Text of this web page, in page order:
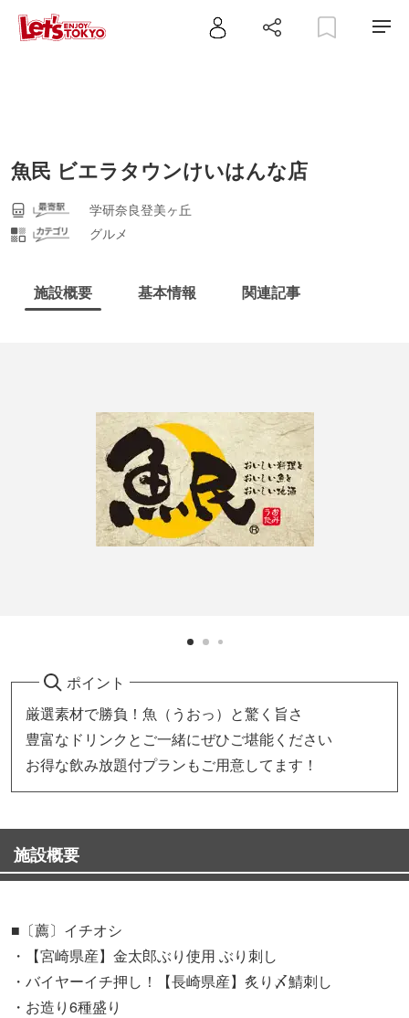
魚民 ビエラタウンけいはんな店
学研奈良登美ヶ丘
グルメ
施設概要 基本情報 関連記事
ポイント
厳選素材で勝負！魚（うおっ）と驚く旨さ
豊富なドリンクとご一緒にぜひご堪能ください
お得な飲み放題付プランもご用意してます！
施設概要
■〔薦〕イチオシ
・【宮崎県産】金太郎ぶり使用 ぶり刺し
・バイヤーイチ押し！【長崎県産】炙り〆鯖刺し
・お造り6種盛り